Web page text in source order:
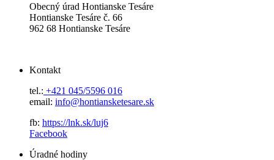
Obecný úrad Hontianske Tesáre
Hontianske Tesáre č. 66
962 68 Hontianske Tesáre
Kontakt
tel.: +421 045/5596 016
email: info@hontiansketesare.sk
fb: https://lnk.sk/luj6
Facebook
Úradné hodiny